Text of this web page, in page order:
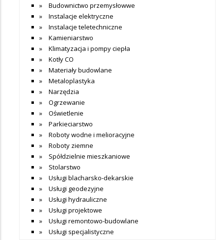
Budownictwo przemysłowwe
Instalacje elektryczne
Instalacje teletechniczne
Kamieniarstwo
Klimatyzacja i pompy ciepła
Kotły CO
Materiały budowlane
Metaloplastyka
Narzędzia
Ogrzewanie
Oświetlenie
Parkieciarstwo
Roboty wodne i melioracyjne
Roboty ziemne
Spółdzielnie mieszkaniowe
Stolarstwo
Usługi blacharsko-dekarskie
Usługi geodezyjne
Usługi hydrauliczne
Usługi projektowe
Usługi remontowo-budowlane
Usługi specjalistyczne